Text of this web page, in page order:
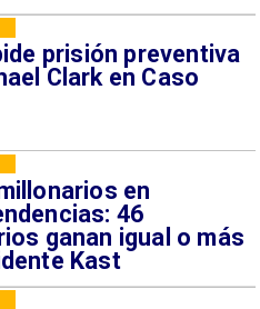
prisión preventiva
Clark en Caso
en
46
ganan igual o más
Kast